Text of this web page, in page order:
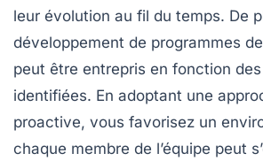
leur évolution au fil du temps. De
développement de programmes
peut être entrepris en fonction
identifiées. En adoptant une
proactive, vous favorisez un
chaque membre de l’équipe peut